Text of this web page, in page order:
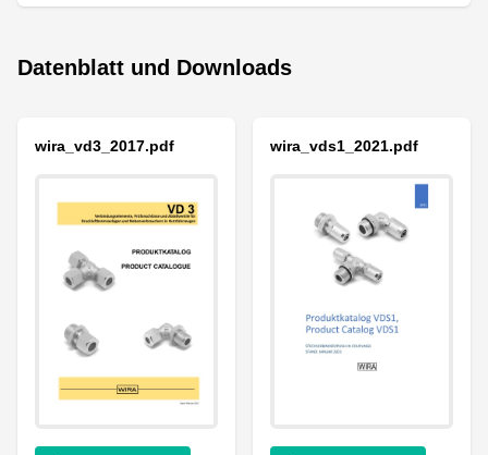
Datenblatt und Downloads
wira_vd3_2017.pdf wira_vds1_2021.pdf